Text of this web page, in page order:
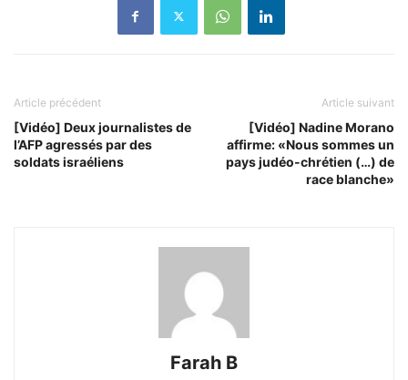
Article précédent
[Vidéo] Deux journalistes de
l’AFP agressés par des
soldats israéliens
Article suivant
[Vidéo] Nadine Morano
affirme: «Nous sommes un
pays judéo-chrétien (…) de
race blanche»
Farah B